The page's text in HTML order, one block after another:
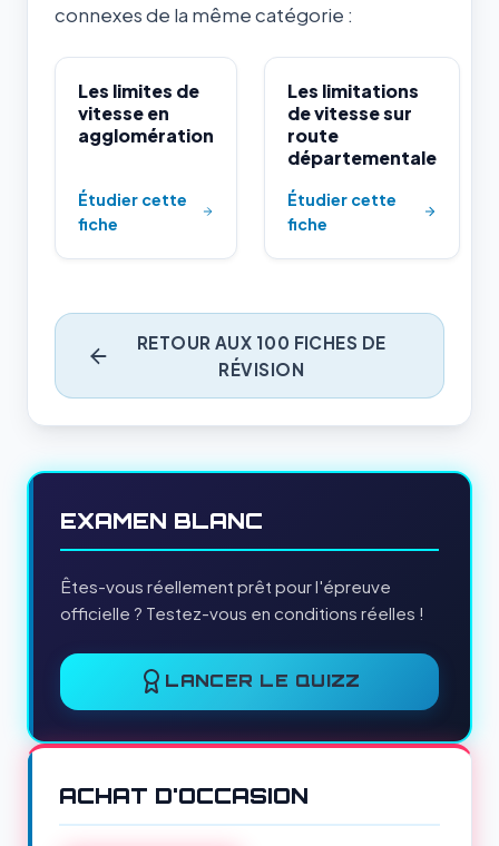
connexes de la même catégorie :
Les limites de
vitesse en
agglomération
Étudier cette
fiche
Les limitations
de vitesse sur
route
départementale
Étudier cette
fiche
RETOUR AUX 100 FICHES DE
RÉVISION
EXAMEN BLANC
Êtes-vous réellement prêt pour l'épreuve
officielle ? Testez-vous en conditions réelles !
LANCER LE QUIZZ
ACHAT D'OCCASION